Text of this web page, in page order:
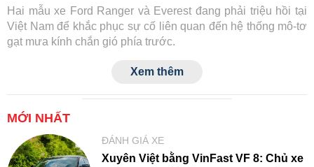
Hai mẫu xe Ford Ranger và Everest đang phải triệu hồi tại
Việt Nam để khắc phục sự cố liên quan đến hệ thống mô-tơ
gạt mưa kính chắn gió phía trước.
Xem thêm
MỚI NHẤT
ĐÁNH GIÁ XE
Xuyên Việt bằng VinFast VF 8: Chủ xe